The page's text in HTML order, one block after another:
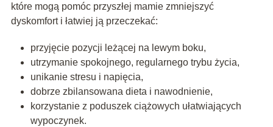
które mogą pomóc przyszłej mamie zmniejszyć
dyskomfort i łatwiej ją przeczekać:
przyjęcie pozycji leżącej na lewym boku,
utrzymanie spokojnego, regularnego trybu życia,
unikanie stresu i napięcia,
dobrze zbilansowana dieta i nawodnienie,
korzystanie z poduszek ciążowych ułatwiających
wypoczynek.